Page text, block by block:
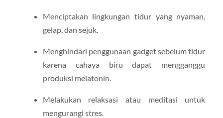
Menciptakan lingkungan tidur yang nyaman,
gelap, dan sejuk.
Menghindari penggunaan gadget sebelum tidur
karena cahaya biru dapat mengganggu
produksi melatonin.
Melakukan relaksasi atau meditasi untuk
mengurangi stres.